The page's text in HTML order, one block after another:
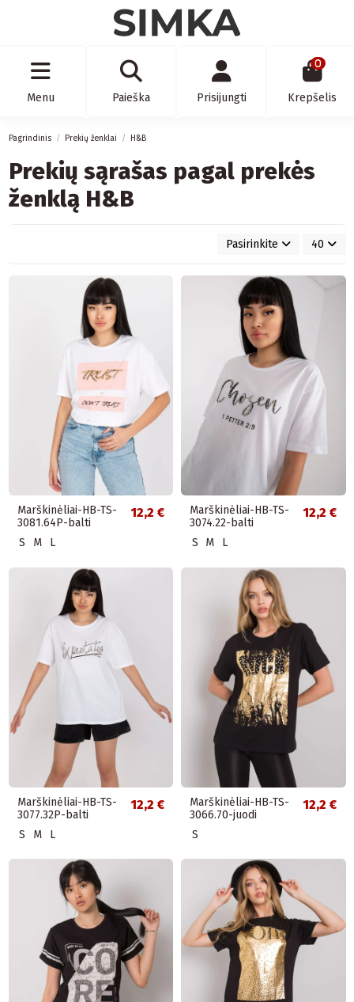
Menu Paieška Prisijungti
0
Krepšelis
Pagrindinis Prekių ženklai H&B
Prekių sąrašas pagal prekės
ženklą H&B
Pasirinkite 40
Marškinėliai-HB-TS-
3081.64P-balti
12,2 €
S M L
Marškinėliai-HB-TS-
3074.22-balti
12,2 €
S M L
Marškinėliai-HB-TS-
3077.32P-balti
12,2 €
S M L
Marškinėliai-HB-TS-
3066.70-juodi
12,2 €
S